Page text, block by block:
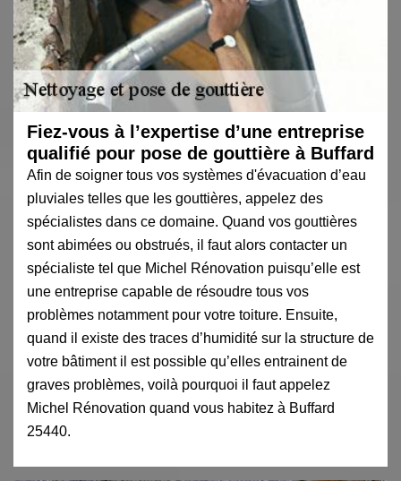
Fiez-vous à l’expertise d’une entreprise
qualifié pour pose de gouttière à Buffard
Afin de soigner tous vos systèmes d'évacuation d’eau
pluviales telles que les gouttières, appelez des
spécialistes dans ce domaine. Quand vos gouttières
sont abimées ou obstrués, il faut alors contacter un
spécialiste tel que Michel Rénovation puisqu’elle est
une entreprise capable de résoudre tous vos
problèmes notamment pour votre toiture. Ensuite,
quand il existe des traces d’humidité sur la structure de
votre bâtiment il est possible qu’elles entrainent de
graves problèmes, voilà pourquoi il faut appelez
Michel Rénovation quand vous habitez à Buffard
25440.